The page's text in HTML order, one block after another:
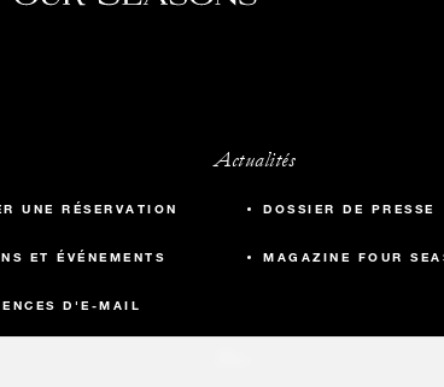
UNE RÉSERVATION
ET ÉVÉNEMENTS
D'E-MAIL
Actualités
DOSSIER DE PRESSE
MAGAZINE FOUR